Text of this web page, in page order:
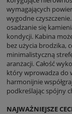
wymagających
wygodne
osadzanie się
kondycji. Kabina
bez użycia brodzika,
minimalistyczną
aranżacji. Całość
który wprowadza do
harmonijnie
podkreślając spójny
NAJWAŻNIEJSZE